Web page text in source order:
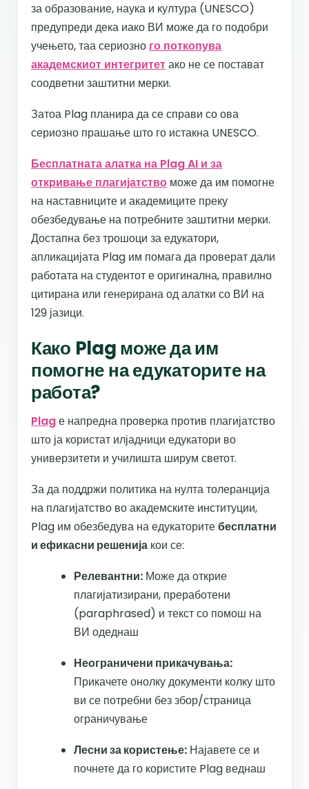
за образование, наука и култура (UNESCO)
предупреди дека иако ВИ може да го подобри
учењето, таа сериозно го поткопува
академскиот интегритетако не се постават
соодветни заштитни мерки.
Затоа Plag планира да се справи со ова
сериозно прашање што го истакна UNESCO.
Бесплатната алатка на Plag AI и за
откривање плагијатство може да им помогне
на наставниците и академиците преку
обезбедување на потребните заштитни мерки.
Достапна без трошоци за едукатори,
апликацијата Plag им помага да проверат дали
работата на студентот е оригинална, правилно
цитирана или генерирана од алатки со ВИ на
129 јазици.
Како Plag може да им
помогне на едукаторите на
работа?
Plagе напредна проверка против плагијатство
што ја користат илјадници едукатори во
универзитети и училишта ширум светот.
За да поддржи политика на нулта толеранција
на плагијатство во академските институции,
Plag им обезбедува на едукаторитебесплатни
и ефикасни решенија кои се:
Релевантни: Може да открие
плагијатизирани, преработени
(paraphrased) и текст со помош на
ВИ одеднаш
Неограничени прикачувања:
Прикачете онолку документи колку што
ви се потребни без збор/страница
ограничување
Лесни за користење: Најавете се и
почнете да го користите Plag веднаш